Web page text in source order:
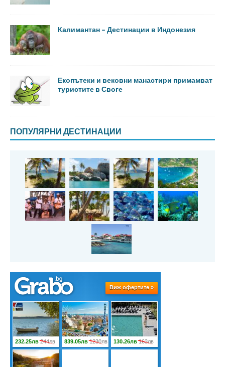
Калимантан – Дестинации в Индонезия
Екопътеки и вековни манастири примамват
туристите в Своге
ПОПУЛЯРНИ ДЕСТИНАЦИИ